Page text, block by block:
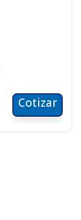
Cotizar